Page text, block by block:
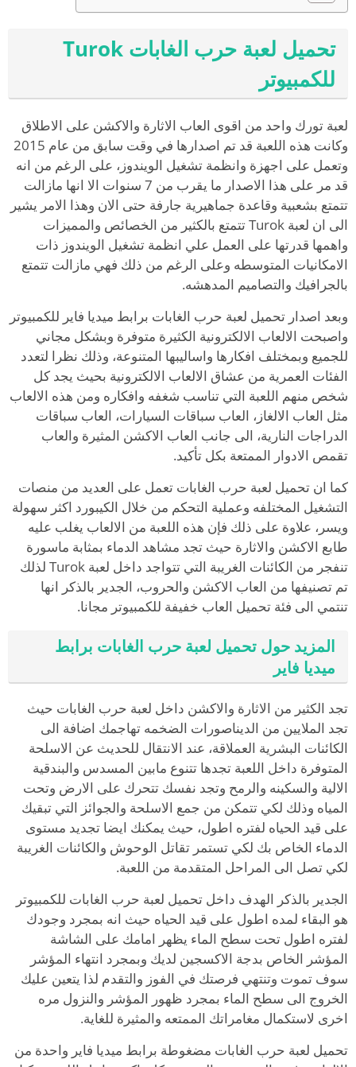
تحميل لعبة حرب الغابات Turok
للكمبيوتر
لعبة تورك واحد من اقوى العاب الاثارة والاكشن على الاطلاق
وكانت هذه اللعبة قد تم اصدارها في وقت سابق من عام 2015
وتعمل على اجهزة وانظمة تشغيل الويندوز، على الرغم من انه
قد مر على هذا الاصدار ما يقرب من 7 سنوات الا انها مازالت
تتمتع بشعبية وقاعدة جماهيرية جارفة حتى الان وهذا الامر يشير
الى ان لعبة Turok تتمتع بالكثير من الخصائص والمميزات
واهمها قدرتها على العمل علي انظمة تشغيل الويندوز ذات
الامكانيات المتوسطه وعلى الرغم من ذلك فهي مازالت تتمتع
بالجرافيك والتصاميم المدهشه.
وبعد اصدار تحميل لعبة حرب الغابات برابط ميديا فاير للكمبيوتر
واصبحت الالعاب الالكترونية الكثيرة متوفرة وبشكل مجاني
للجميع وبمختلف افكارها واساليبها المتنوعة، وذلك نظرا لتعدد
الفئات العمرية من عشاق الالعاب الالكترونية بحيث يجد كل
شخص منهم اللعبة التي تناسب شغفه وافكاره ومن هذه الالعاب
مثل العاب الالغاز، العاب سباقات السيارات، العاب سباقات
الدراجات النارية، الى جانب العاب الاكشن المثيرة والعاب
تقمص الادوار الممتعة بكل تأكيد.
كما ان تحميل لعبة حرب الغابات تعمل على العديد من منصات
التشغيل المختلفه وعملية التحكم من خلال الكيبورد اكثر سهولة
ويسر، علاوة على ذلك فإن هذه اللعبة من الالعاب يغلب عليه
طابع الاكشن والاثارة حيث تجد مشاهد الدماء بمثابة ماسورة
تنفجر من الكائنات الغريبة التي تتواجد داخل لعبة Turok لذلك
تم تصنيفها من العاب الاكشن والحروب، الجدير بالذكر انها
تنتمي الى فئة تحميل العاب خفيفة للكمبيوتر مجانا.
المزيد حول تحميل لعبة حرب الغابات برابط
ميديا فاير
تجد الكثير من الاثارة والاكشن داخل لعبة حرب الغابات حيث
تجد الملايين من الديناصورات الضخمه تهاجمك اضافة الى
الكائنات البشرية العملاقة، عند الانتقال للحديث عن الاسلحة
المتوفرة داخل اللعبة تجدها تتنوع مابين المسدس والبندقية
الالية والسكينه والرمح وتجد نفسك تتحرك على الارض وتحت
المياه وذلك لكي تتمكن من جمع الاسلحة والجوائز التي تبقيك
على قيد الحياه لفتره اطول، حيث يمكنك ايضا تجديد مستوى
الدماء الخاص بك لكي تستمر تقاتل الوحوش والكائنات الغريبة
لكي تصل الى المراحل المتقدمة من اللعبة.
الجدير بالذكر الهدف داخل تحميل لعبة حرب الغابات للكمبيوتر
هو البقاء لمده اطول على قيد الحياه حيث انه بمجرد وجودك
لفتره اطول تحت سطح الماء يظهر امامك على الشاشة
المؤشر الخاص بدجة الاكسجين لديك وبمجرد انتهاء المؤشر
سوف تموت وتنتهي فرصتك في الفوز والتقدم لذا يتعين عليك
الخروج الى سطح الماء بمجرد ظهور المؤشر والنزول مره
اخرى لاستكمال مغامراتك الممتعه والمثيرة للغاية.
تحميل لعبة حرب الغابات مضغوطة برابط ميديا فاير واحدة من